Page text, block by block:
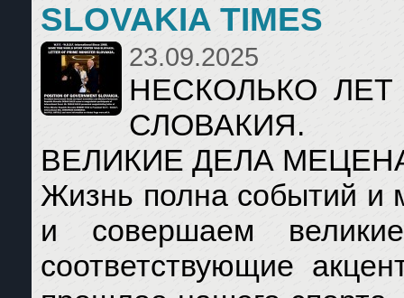
SLOVAKIA TIMES
23.09.2025
НЕСКОЛЬКО
СЛОВАКИЯ.
ВЕЛИКИЕ ДЕЛА
Жизнь полна событий и
и совершаем
соответствующие